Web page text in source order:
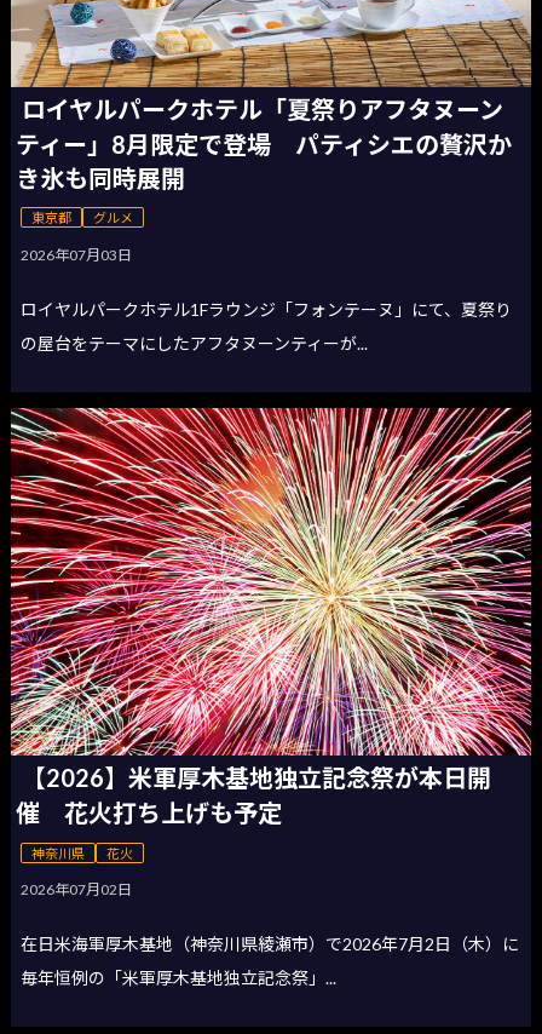
ロイヤルパークホテル「夏祭りアフタヌーン
ティー」8月限定で登場 パティシエの贅沢か
き氷も同時展開
東京都 グルメ
2026年07月03日
ロイヤルパークホテル1Fラウンジ「フォンテーヌ」にて、夏祭り
の屋台をテーマにしたアフタヌーンティーが...
【2026】米軍厚木基地独立記念祭が本日開
催 花火打ち上げも予定
神奈川県 花火
2026年07月02日
在日米海軍厚木基地（神奈川県綾瀬市）で2026年7月2日（木）に
毎年恒例の「米軍厚木基地独立記念祭」...